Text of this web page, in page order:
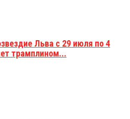
Льва с 29 июля по 4
трамплином...